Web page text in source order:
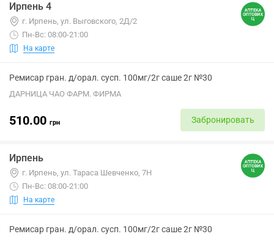
Ирпень 4
г. Ирпень, ул. Выговского, 2Д/2
Пн-Вс: 08:00-21:00
На карте
Ремисар гран. д/орал. сусп. 100мг/2г саше 2г №30
ДАРНИЦА ЧАО ФАРМ. ФИРМА
510.00 грн Забронировать
Ирпень
г. Ирпень, ул. Тараса Шевченко, 7Н
Пн-Вс: 08:00-21:00
На карте
Ремисар гран. д/орал. сусп. 100мг/2г саше 2г №30